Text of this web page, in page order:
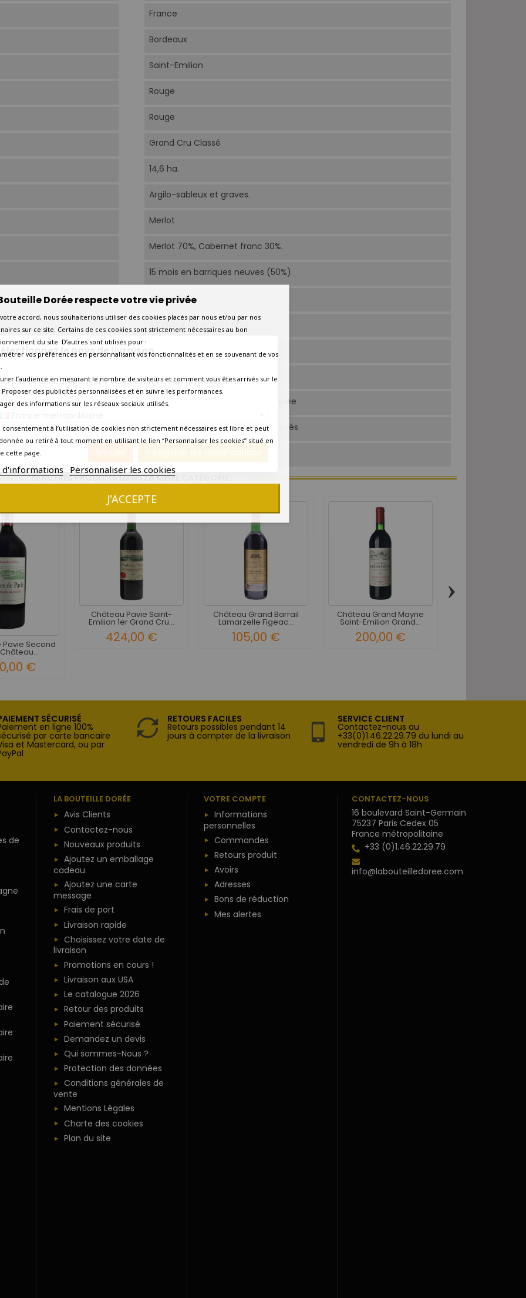
le pays de livraison
prix et les frais peuvent varier en fonction du pays/de la
de livraison.
Annuler Enregistrer les modifications
France
Bordeaux
Saint-Emilion
Rouge
Rouge
Grand Cru Classé
14,6 ha.
Argilo-sableux et graves.
Merlot
Merlot 70%, Cabernet franc 30%.
15 mois en barriques neuves (50%).
Aujourd'hui
Amateur de grands crus
Très bon
Bas goulot
Etiquette très légèrement marquée
Livraison rapide en 2 à 3 jours ouvrés
Oui
10 AUTRES PRODUITS DANS LA MÊME CATÉGORIE :
Second
€
Château Pavie Saint-
Emilion 1er Grand Cru...
424,00 €
Château Grand Barrail
Lamarzelle Figeac...
105,00 €
Château Grand Mayne
Saint-Emilion Grand...
200,00 €
›
SÉCURISÉ
en ligne 100%
par carte bancaire
et Mastercard, ou par
RETOURS FACILES
Retours possibles pendant 14
jours à compter de la livraison
SERVICE CLIENT
Contactez-nous au
+33(0)1.46.22.29.79 du lundi au
vendredi de 9h à 18h
de
LA BOUTEILLE DORÉE
Avis Clients
Contactez-nous
Nouveaux produits
Ajoutez un emballage
cadeau
Ajoutez une carte
message
Frais de port
Livraison rapide
Choisissez votre date de
livraison
Promotions en cours !
Livraison aux USA
Le catalogue 2026
Retour des produits
Paiement sécurisé
Demandez un devis
Qui sommes-Nous ?
Protection des données
Conditions générales de
vente
Mentions Légales
Charte des cookies
Plan du site
VOTRE COMPTE
Informations
personnelles
Commandes
Retours produit
Avoirs
Adresses
Bons de réduction
Mes alertes
CONTACTEZ-NOUS
16 boulevard Saint-Germain
75237 Paris Cedex 05
France métropolitaine
+33 (0)1.46.22.29.79
info@labouteilledoree.com
Dorée respecte votre vie privée
accord, nous souhaiterions utiliser des cookies placés par nous et/ou par nos
sur ce site. Certains de ces cookies sont strictement nécessaires au bon
du site. D’autres sont utilisés pour :
vos préférences en personnalisant vos fonctionnalités et en se souvenant de vos
l’audience en mesurant le nombre de visiteurs et comment vous êtes arrivés sur le
Proposer des publicités personnalisées et en suivre les performances.
des informations sur les réseaux sociaux utilisés.
consentement à l’utilisation de cookies non strictement nécessaires est libre et peut
ou retiré à tout moment en utilisant le lien “Personnaliser les cookies” situé en
cette page.
d'informations Personnaliser les cookies
J'ACCEPTE